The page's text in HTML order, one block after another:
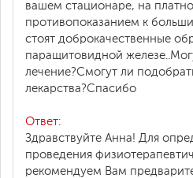
вашем стационаре, на
противопоказанием к
стоят доброкачественные
паращитовидной
лечение?Смогут ли
лекарства?Спасибо
Ответ:
Здравствуйте Анна! Для
проведения
рекомендуем Вам